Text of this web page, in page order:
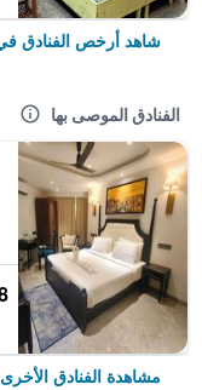
شاهد أرخص الفنادق
الفنادق الموصى بها
مشاهدة الفنادق